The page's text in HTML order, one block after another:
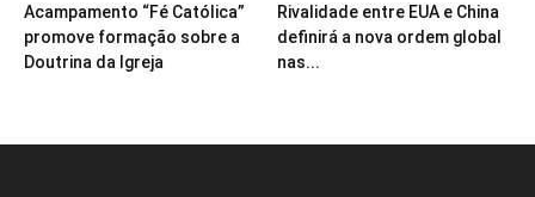
Acampamento “Fé Católica”
promove formação sobre a
Doutrina da Igreja
Rivalidade entre EUA e China
definirá a nova ordem global
nas...